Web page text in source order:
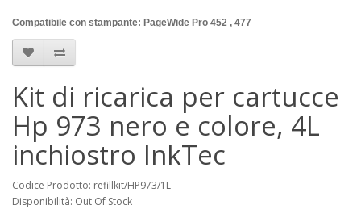
Compatibile con stampante: PageWide Pro 452 , 477
Kit di ricarica per cartucce
Hp 973 nero e colore, 4L
inchiostro InkTec
Codice Prodotto: refillkit/HP973/1L
Disponibilità: Out Of Stock